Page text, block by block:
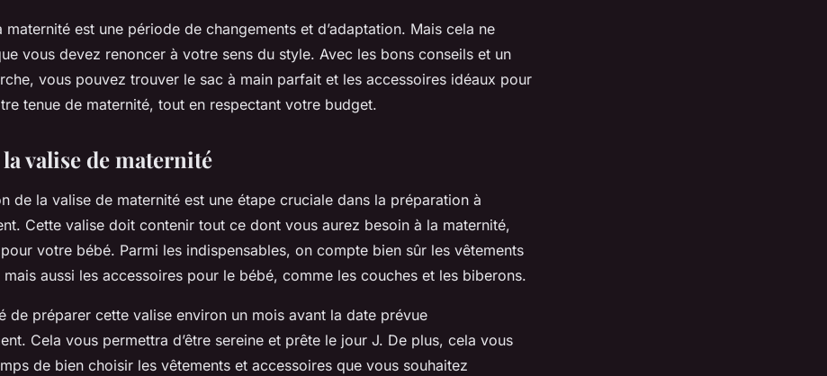
maternité est une période de changements et d’adaptation. Mais cela ne
vous devez renoncer à votre sens du style. Avec les bons conseils et un
vous pouvez trouver le sac à main parfait et les accessoires idéaux pour
tenue de maternité, tout en respectant votre budget.
valise de maternité
de la valise de maternité est une étape cruciale dans la préparation à
Cette valise doit contenir tout ce dont vous aurez besoin à la maternité,
votre bébé. Parmi les indispensables, on compte bien sûr les vêtements
aussi les accessoires pour le bébé, comme les couches et les biberons.
de préparer cette valise environ un mois avant la date prévue
Cela vous permettra d’être sereine et prête le jour J. De plus, cela vous
de bien choisir les vêtements et accessoires que vous souhaitez